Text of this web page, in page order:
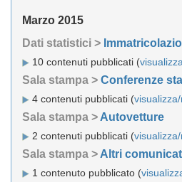
Marzo 2015
Dati statistici >
10 contenuti pubblicati (
Sala stampa > Conferenze
4 contenuti pubblicati (
Sala stampa > Autovetture
2 contenuti pubblicati (
Sala stampa > Altri
1 contenuto pubblicato (